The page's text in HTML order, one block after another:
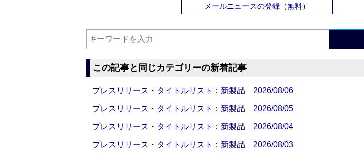
メールニュースの登録（無料）
この記事と同じカテゴリーの新着記事
プレスリリース・タイトルリスト：新製品 2026/08/06
プレスリリース・タイトルリスト：新製品 2026/08/05
プレスリリース・タイトルリスト：新製品 2026/08/04
プレスリリース・タイトルリスト：新製品 2026/08/03